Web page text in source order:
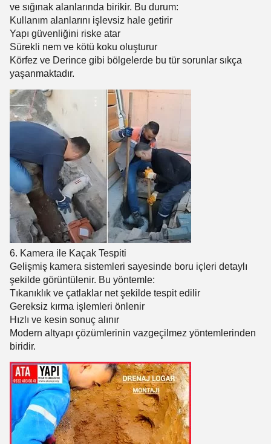
ve sığınak alanlarında birikir. Bu durum:
Kullanım alanlarını işlevsiz hale getirir
Yapı güvenliğini riske atar
Sürekli nem ve kötü koku oluşturur
Körfez ve Derince gibi bölgelerde bu tür sorunlar sıkça
yaşanmaktadır.
6. Kamera ile Kaçak Tespiti
Gelişmiş kamera sistemleri sayesinde boru içleri detaylı
şekilde görüntülenir. Bu yöntemle:
Tıkanıklık ve çatlaklar net şekilde tespit edilir
Gereksiz kırma işlemleri önlenir
Hızlı ve kesin sonuç alınır
Modern altyapı çözümlerinin vazgeçilmez yöntemlerinden
biridir.